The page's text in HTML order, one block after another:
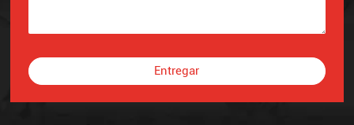
Entregar